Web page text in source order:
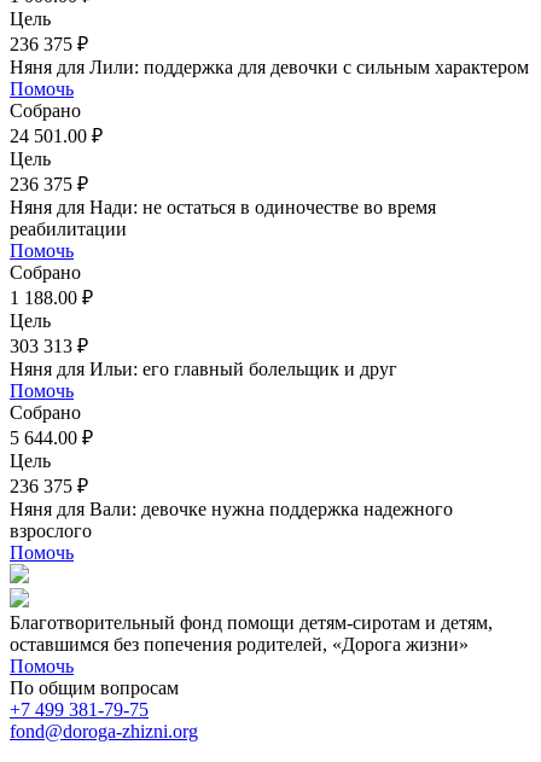
Цель
236 375 ₽
Няня для Лили: поддержка для девочки с сильным характером
Помочь
Собрано
24 501.00 ₽
Цель
236 375 ₽
Няня для Нади: не остаться в одиночестве во время
реабилитации
Помочь
Собрано
1 188.00 ₽
Цель
303 313 ₽
Няня для Ильи: его главный болельщик и друг
Помочь
Собрано
5 644.00 ₽
Цель
236 375 ₽
Няня для Вали: девочке нужна поддержка надежного
взрослого
Помочь
Благотворительный фонд помощи детям-сиротам и детям,
оставшимся без попечения родителей, «Дорога жизни»
Помочь
По общим вопросам
+7 499 381-79-75
fond@doroga-zhizni.org